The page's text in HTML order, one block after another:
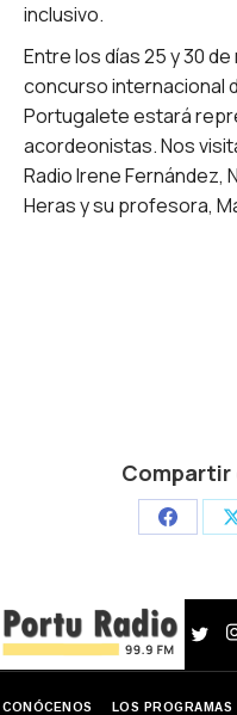
inclusivo.
Entre los días 25 y 30
concurso internacional
Portugalete estará
acordeonistas. Nos
Radio Irene Fernández,
Heras y su profesora,
Share
CONÓCENOS LOS PROGRAMAS